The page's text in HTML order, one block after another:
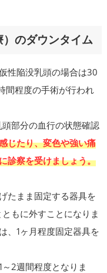
のダウンタイム
性陥没乳頭の場合は30
間程度の手術が行われ
部分の血行の状態確認
じたり、変色や強い痛
診察を受けましょう。
たまま固定する器具を
もに外すことになりま
、1ヶ月程度固定器具を
2週間程度となりま